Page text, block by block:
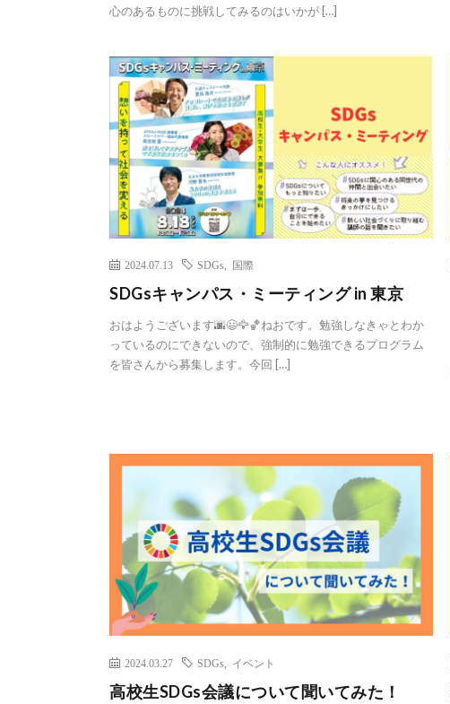
心のあるものに挑戦してみるのはいかが […]
2024.07.13 SDGs 国際
SDGsキャンパス・ミーティング in 東京
おはようございます🌆😃🦅🏀ねおです。勉強しなきゃとわか
っているのにできないので、強制的に勉強できるプログラム
を皆さんから募集します。今回 […]
2024.03.27 SDGs イベント
高校生SDGs会議について聞いてみた！